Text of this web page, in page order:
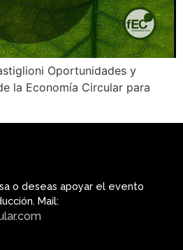
Oportunidades y
la Economía Circular para
o deseas apoyar el evento
Mail: